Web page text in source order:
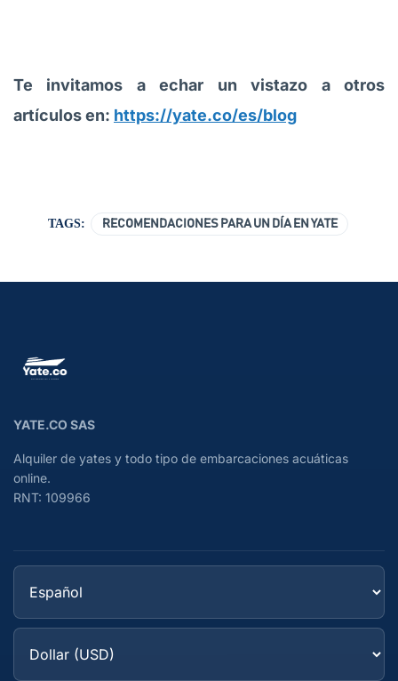
Te invitamos a echar un vistazo a otros
artículos en: https://yate.co/es/blog
TAGS: RECOMENDACIONES PARA UN DÍA EN YATE
YATE.CO SAS
Alquiler de yates y todo tipo de embarcaciones acuáticas
online.
RNT: 109966